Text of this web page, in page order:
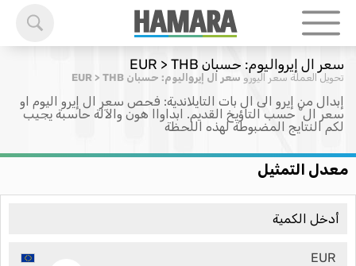
سعر ال إيرواليوم: حسبان EUR > THB
تحويل العملة سعر اليورو سعر ال إيرواليوم: حسبان EUR > THB
إبدال من إيرو الى ال بات التايلاندية: فحص سعر ال إيرو اليوم او
سعر ال ْ حسب التاؤيخ القديم. ابداواا هون والآلة حاسبة يجيب
لكم النتايج المضبوطة لهذه اللحظة
معدل التمثيل
EUR